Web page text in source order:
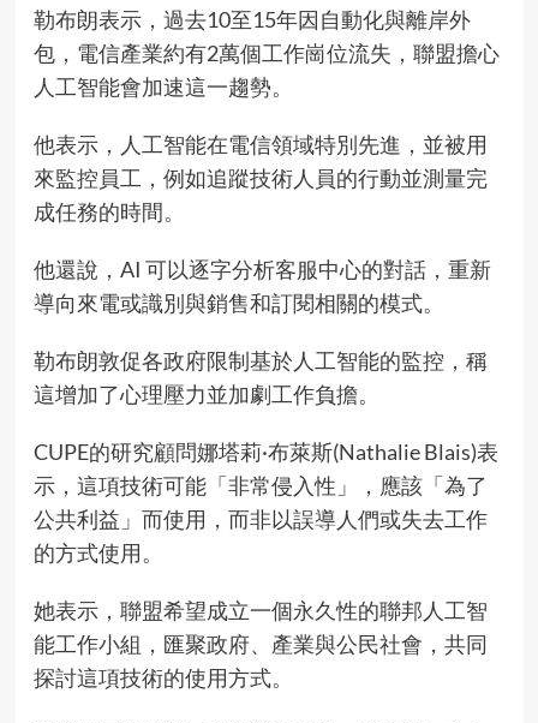
勒布朗表示，過去10至15年因自動化與離岸外
包，電信產業約有2萬個工作崗位流失，聯盟擔心
人工智能會加速這一趨勢。
他表示，人工智能在電信領域特別先進，並被用
來監控員工，例如追蹤技術人員的行動並測量完
成任務的時間。
他還說，AI 可以逐字分析客服中心的對話，重新
導向來電或識別與銷售和訂閱相關的模式。
勒布朗敦促各政府限制基於人工智能的監控，稱
這增加了心理壓力並加劇工作負擔。
CUPE的研究顧問娜塔莉·布萊斯(Nathalie Blais)表
示，這項技術可能「非常侵入性」，應該「為了
公共利益」而使用，而非以誤導人們或失去工作
的方式使用。
她表示，聯盟希望成立一個永久性的聯邦人工智
能工作小組，匯聚政府、產業與公民社會，共同
探討這項技術的使用方式。